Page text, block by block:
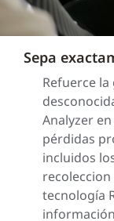
Sepa
Refuerce
Analyzer
pérdidas
incluidos
tecnología